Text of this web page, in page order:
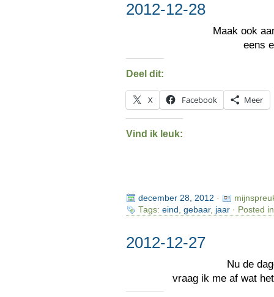
2012-12-28
Maak ook
eens
Deel dit:
X Facebook Meer
Vind ik leuk:
december 28, 2012 ·
Tags: eind gebaar, jaar· Posted
2012-12-27
Nu de
vraag ik me af wat